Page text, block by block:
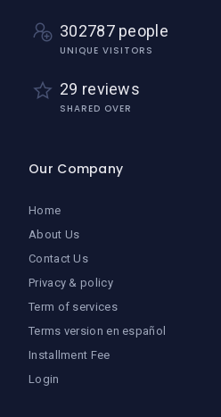
302787 people
UNIQUE VISITORS
29 reviews
SHARED OVER
Our Company
Home
About Us
Contact Us
Privacy & policy
Term of services
Terms version en español
Installment Fee
Login